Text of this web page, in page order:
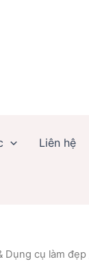
Liên hệ
Dụng cụ làm đẹp